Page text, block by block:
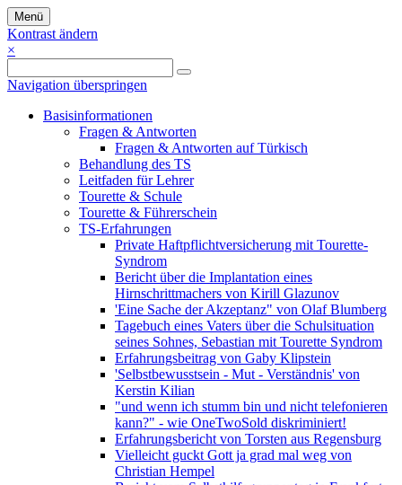
Menü
Kontrast ändern
×
Navigation überspringen
Basisinformationen
Fragen & Antworten
Fragen & Antworten auf Türkisch
Behandlung des TS
Leitfaden für Lehrer
Tourette & Schule
Tourette & Führerschein
TS-Erfahrungen
Private Haftpflichtversicherung mit Tourette-
Syndrom
Bericht über die Implantation eines
Hirnschrittmachers von Kirill Glazunov
'Eine Sache der Akzeptanz" von Olaf Blumberg
Tagebuch eines Vaters über die Schulsituation
seines Sohnes, Sebastian mit Tourette Syndrom
Erfahrungsbeitrag von Gaby Klipstein
'Selbstbewusstsein - Mut - Verständnis' von
Kerstin Kilian
"und wenn ich stumm bin und nicht telefonieren
kann?" - wie OneTwoSold diskriminiert!
Erfahrungsbericht von Torsten aus Regensburg
Vielleicht guckt Gott ja grad mal weg von
Christian Hempel